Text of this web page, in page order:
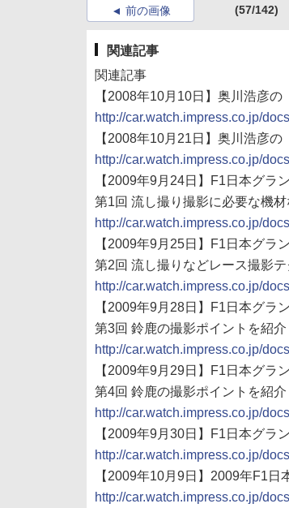
前の画像 (57/142)
関連記事
関連記事
【2008年10月10日】奥川浩彦の
http://car.watch.impress.co.jp/
【2008年10月21日】奥川浩彦の
http://car.watch.impress.co.jp/
【2009年9月24日】F1日本グラ
第1回 流し撮り撮影に必要な機
http://car.watch.impress.co.jp/
【2009年9月25日】F1日本グラ
第2回 流し撮りなどレース撮影テ
http://car.watch.impress.co.jp/
【2009年9月28日】F1日本グラ
第3回 鈴鹿の撮影ポイントを紹介
http://car.watch.impress.co.jp/
【2009年9月29日】F1日本グラ
第4回 鈴鹿の撮影ポイントを紹介
http://car.watch.impress.co.jp/
【2009年9月30日】F1日本グラ
http://car.watch.impress.co.jp/
【2009年10月9日】2009年F1
http://car.watch.impress.co.jp/